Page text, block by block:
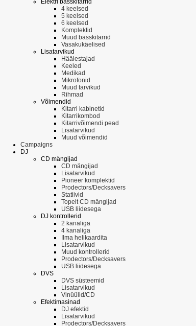
Elektri basskitarrid
4 keelsed
5 keelsed
6 keelsed
Komplektid
Muud basskitarrid
Vasakukäelised
Lisatarvikud
Häälestajad
Keeled
Medikad
Mikrofonid
Muud tarvikud
Rihmad
Võimendid
Kitarri kabinetid
Kitarrikombod
Kitarrivõimendi pead
Lisatarvikud
Muud võimendid
Campaigns
DJ
CD mängijad
CD mängijad
Lisatarvikud
Pioneer komplektid
Prodectors/Decksavers
Statiivid
Topelt CD mängijad
USB liidesega
DJ kontrollerid
2 kanaliga
4 kanaliga
Ilma helikaardita
Lisatarvikud
Muud kontrollerid
Prodectors/Decksavers
USB liidesega
DVS
DVS süsteemid
Lisatarvikud
Vinüülid/CD
Efektimasinad
DJ efektid
Lisatarvikud
Prodectors/Decksavers